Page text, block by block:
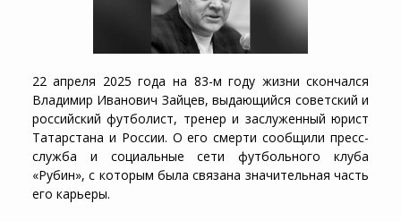
22 апреля 2025 года на 83-м году жизни скончался
Владимир Иванович Зайцев, выдающийся советский и
российский футболист, тренер и заслуженный юрист
Татарстана и России. О его смерти сообщили пресс-
служба и социальные сети футбольного клуба
«Рубин», с которым была связана значительная часть
его карьеры.